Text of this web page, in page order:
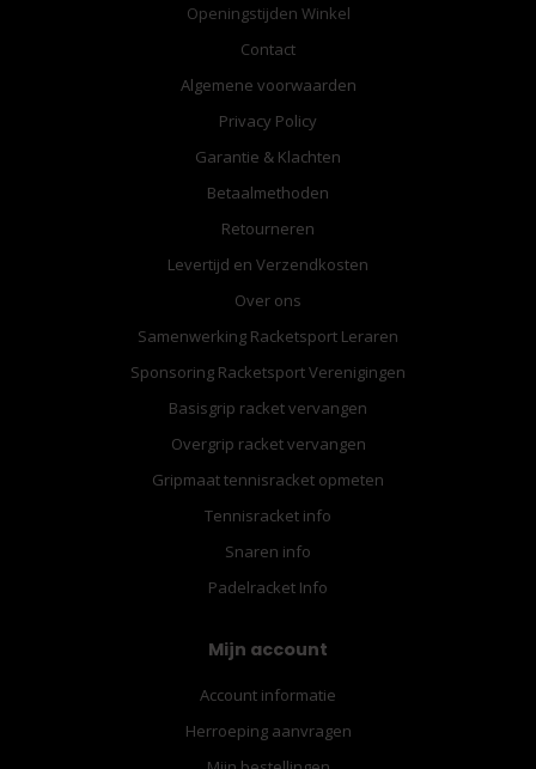
Openingstijden Winkel
Contact
Algemene voorwaarden
Privacy Policy
Garantie & Klachten
Betaalmethoden
Retourneren
Levertijd en Verzendkosten
Over ons
Samenwerking Racketsport Leraren
Sponsoring Racketsport Verenigingen
Basisgrip racket vervangen
Overgrip racket vervangen
Gripmaat tennisracket opmeten
Tennisracket info
Snaren info
Padelracket Info
Mijn account
Account informatie
Herroeping aanvragen